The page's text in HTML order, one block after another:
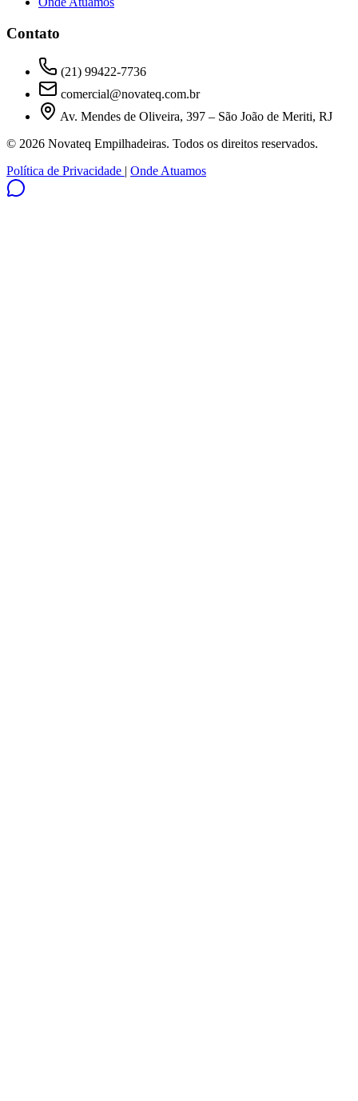
Contato
(21) 99422-7736
comercial@novateq.com.br
Av. Mendes de Oliveira, 397 – São João de Meriti, RJ
© 2026 Novateq Empilhadeiras. Todos os direitos reservados.
Política de Privacidade | Onde Atuamos